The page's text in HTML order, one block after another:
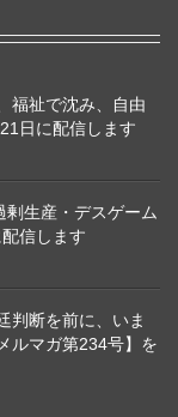
福祉で沈み、自由
日に配信します
剰生産・デスゲーム
信します
判断を前に、いま
ルマガ第234号】を